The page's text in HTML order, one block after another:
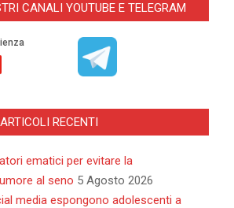
CANALI YOUTUBE E TELEGRAM
ARTICOLI RECENTI
ematici per evitare la
al seno 5 Agosto 2026
media espongono adolescenti a